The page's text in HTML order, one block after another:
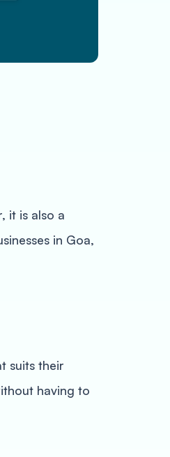
it is also a
in Goa,
suits their
having to